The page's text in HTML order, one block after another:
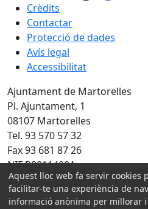
Crèdits
Contactar
Protecció de dades
Avís legal
Accessibilitat
Ajuntament de Martorelles
Pl. Ajuntament, 1
08107 Martorelles
Tel. 93 570 57 32
Fax 93 681 87 26
NIF P0811400A
Amb la col·laboració de:
Aquest lloc web fa servir cookies
facilitar-te una experiència de
informació anònima per millorar